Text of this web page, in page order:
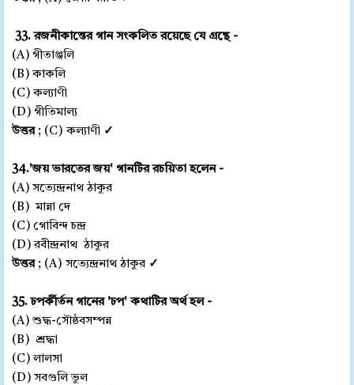
33. রজনীকান্তের গান সংকলিত রয়েছে যে গ্রন্থে -
(A) গীতাঞ্জলি
(B) কাকলি
(C) কল্যাণী
(D) গীতিমাল্য
উত্তর ; (C) কল্যাণী ✓
34.'জয় ভারতের জয়' গানটির রচয়িতা হলেন -
(A) সত্যেন্দ্রনাথ ঠাকুর
(B) মান্না দে
(C) গোবিন্দ চন্দ্র
(D) রবীন্দ্রনাথ ঠাকুর
উত্তর ; (A) সত্যেন্দ্রনাথ ঠাকুর ✓
35. ঢপর্কীর্তন গানের 'ঢপ' কথাটির অর্থ হল -
(A) শুদ্ধ-সৌষ্ঠবসম্পন্ন
(B) শ্রদ্ধা
(C) লালসা
(D) সবগুলি ভুল